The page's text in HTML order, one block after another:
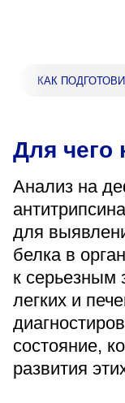
Центр
Понедельник
Суббота
Регистратура
+7 (4742)
«Парус»
399000, г.
Ленинский
КАК
Для чего
Анализ на
для
белка в
к серьезным
легких и
состояние,
развития